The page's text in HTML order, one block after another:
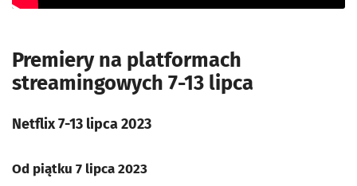
Premiery na platformach
streamingowych 7-13 lipca
Netflix 7-13 lipca 2023
Od piątku 7 lipca 2023